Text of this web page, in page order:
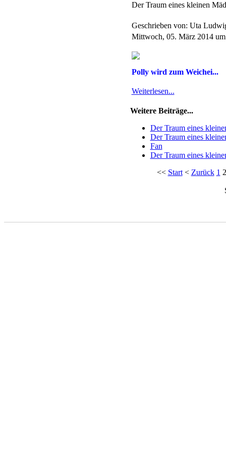
Der Traum eines kleinen
Geschrieben von: Uta
Mittwoch, 05. März 2014
Polly wird zum Weichei...
Weiterlesen...
Weitere Beiträge...
Der Traum eines
Der Traum eines
Fan
Der Traum eines
<< Start< Zurück 1 2